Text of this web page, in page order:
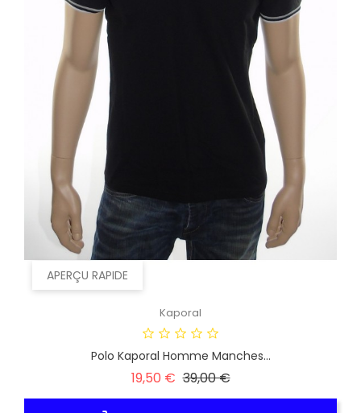
APERÇU RAPIDE
Kaporal
Polo Kaporal Homme Manches...
19,50 € Prix
39,00 €Prix